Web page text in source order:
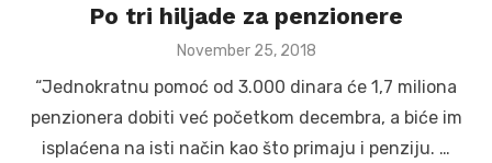
Po tri hiljade za penzionere
Posted
November 25, 2018
“Jednokratnu pomoć od 3.000 dinara će 1,7 miliona
penzionera dobiti već početkom decembra, a biće im
isplaćena na isti način kao što primaju i penziju. …